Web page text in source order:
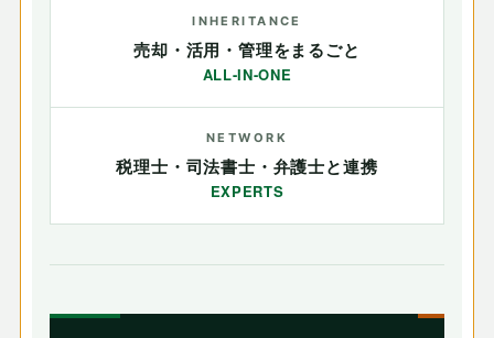
INHERITANCE
売却・活用・管理をまるごと
ALL-IN-ONE
NETWORK
税理士・司法書士・弁護士と連携
EXPERTS